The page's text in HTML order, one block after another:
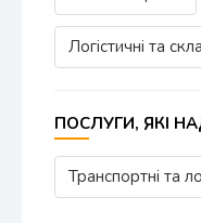
Логістичні та
ПОСЛУГИ, ЯКІ
Транспортні та